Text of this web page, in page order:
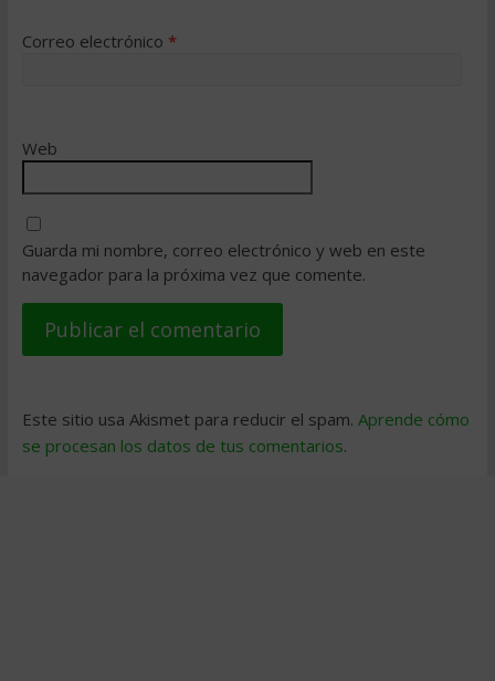
Correo electrónico *
Web
Guarda mi nombre, correo electrónico y web en este
navegador para la próxima vez que comente.
Este sitio usa Akismet para reducir el spam. Aprende cómo
se procesan los datos de tus comentarios.